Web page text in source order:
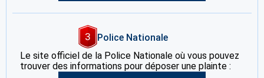
3
Police Nationale
Le site officiel de la Police Nationale où vous pouvez
trouver des informations pour déposer une plainte :